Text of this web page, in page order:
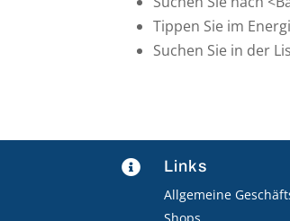
Tippen Sie im
Suchen Sie in der
 Links
Allgemeine